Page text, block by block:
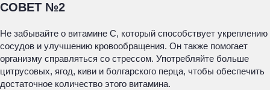
СОВЕТ №2
Не забывайте о витамине C, который способствует укреплению
сосудов и улучшению кровообращения. Он также помогает
организму справляться со стрессом. Употребляйте больше
цитрусовых, ягод, киви и болгарского перца, чтобы обеспечить
достаточное количество этого витамина.